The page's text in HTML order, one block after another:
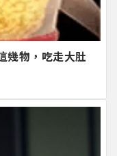
幾物，吃走大肚